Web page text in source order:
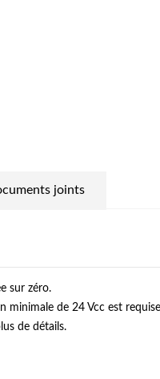
joints
sur zéro.
de 24 Vcc est
de détails.